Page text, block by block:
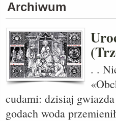
Archiwum
. .
cudami: dzisiaj
godach woda